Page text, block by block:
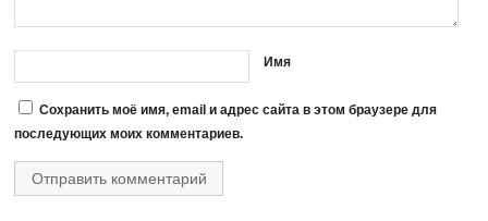
Имя
Сохранить моё имя, email и адрес сайта в этом браузере для
последующих моих комментариев.